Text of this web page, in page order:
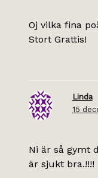
Oj vilka fina
Stort Grattis!
Linda
15
Ni är så gymt
är sjukt bra.!!!!